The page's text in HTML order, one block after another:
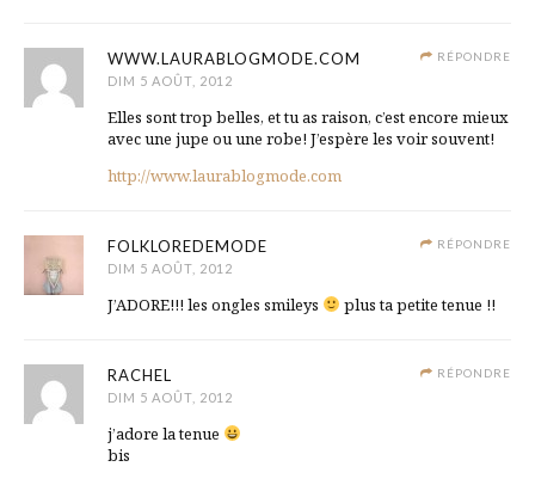
RÉPONDRE
WWW.LAURABLOGMODE.COM
DIM 5 AOÛT, 2012
Elles sont trop belles, et tu as raison, c’est encore mieux
avec une jupe ou une robe! J’espère les voir souvent!
http://www.laurablogmode.com
RÉPONDRE
FOLKLOREDEMODE
DIM 5 AOÛT, 2012
J’ADORE!!! les ongles smileys plus ta petite tenue !!
RÉPONDRE
RACHEL
DIM 5 AOÛT, 2012
j’adore la tenue
bis